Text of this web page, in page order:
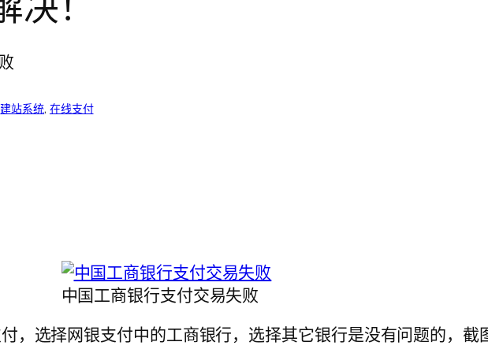
建站系统, 在线支付
中国工商银行支付交易失败
，选择网银支付中的工商银行，选择其它银行是没有问题的，截